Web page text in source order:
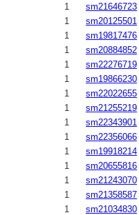
1
sm21646723
1
sm20125501
1
sm19817476
1
sm20884852
1
sm22276719
1
sm19866230
1
sm22022655
1
sm21255219
1
sm22343901
1
sm22356066
1
sm19918214
1
sm20655816
1
sm21243070
1
sm21358587
1
sm21034830